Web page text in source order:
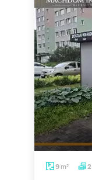
9 m2